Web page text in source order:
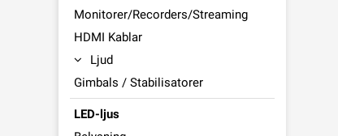
Monitorer/Recorders/Streaming
HDMI Kablar
Ljud
Gimbals / Stabilisatorer
LED-ljus